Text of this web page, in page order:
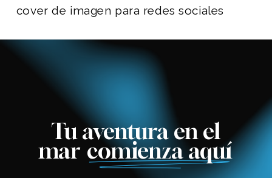
cover de imagen para redes sociales
Tu aventura en el
mar comienza aquí